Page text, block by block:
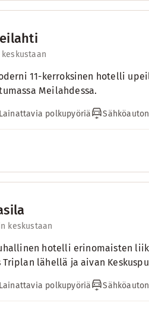
11-kerroksinen hotelli
Meilahdessa.
polkupyöriä
keskustaan
hotelli erinomaisten
Triplan lähellä ja aivan
polkupyöriä